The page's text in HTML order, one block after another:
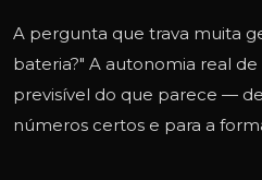
A pergunta que trava muita
bateria?" A autonomia real
previsível do que parece —
números certos e para a